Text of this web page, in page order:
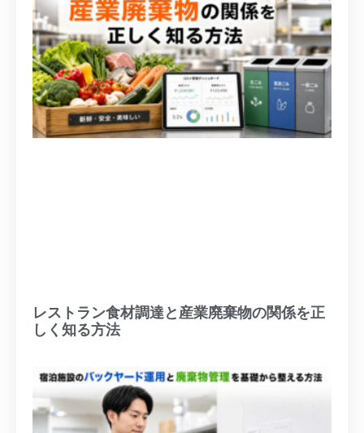
レストラン食材調達と産業廃棄物の関係を正
しく知る方法